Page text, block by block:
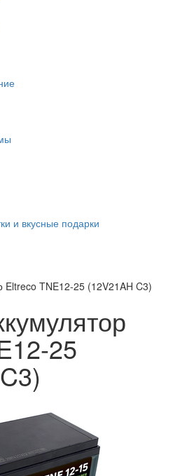
и вкусные подарки
Eltreco TNE12-25 (12V21AH C3)
25